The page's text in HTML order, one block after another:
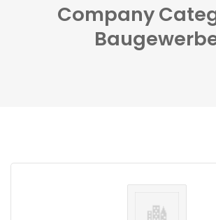
Company